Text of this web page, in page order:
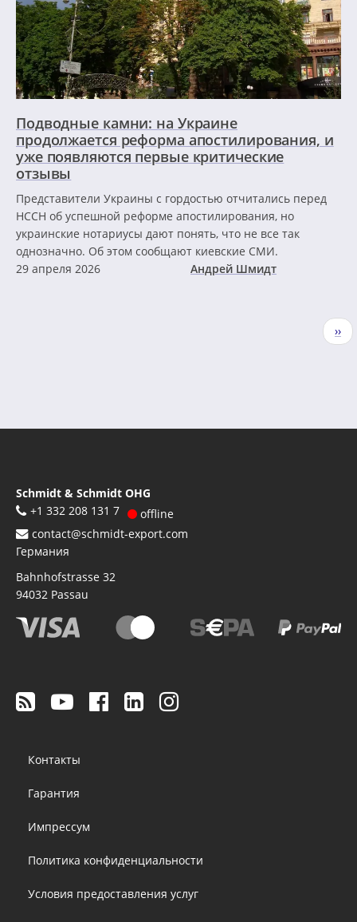
Подводные камни: на Украине
продолжается реформа апостилирования, и
уже появляются первые критические
отзывы
Представители Украины с гордостью отчитались перед
HCCH об успешной реформе апостилирования, но
украинские нотариусы дают понять, что не все так
однозначно. Об этом сообщают киевские СМИ.
29 апреля 2026
Андрей Шмидт
››
Schmidt & Schmidt OHG
+1 332 208 131 7
offline
contact@schmidt-export.com
Германия
Bahnhofstrasse 32
94032 Passau
menu
Контакты
Гарантия
Импрессум
Политика конфиденциальности
Условия предоставления услуг